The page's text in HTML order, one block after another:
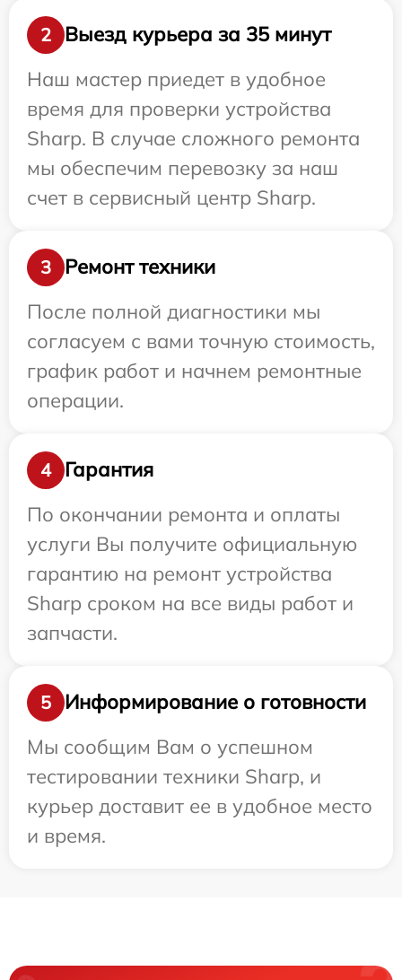
2
Выезд курьера за 35 минут
Наш мастер приедет в удобное
время для проверки устройства
Sharp. В случае сложного ремонта
мы обеспечим перевозку за наш
счет в сервисный центр Sharp.
3
Ремонт техники
После полной диагностики мы
согласуем с вами точную стоимость,
график работ и начнем ремонтные
операции.
4
Гарантия
По окончании ремонта и оплаты
услуги Вы получите официальную
гарантию на ремонт устройства
Sharp сроком на все виды работ и
запчасти.
5
Информирование о готовности
Мы сообщим Вам о успешном
тестировании техники Sharp, и
курьер доставит ее в удобное место
и время.